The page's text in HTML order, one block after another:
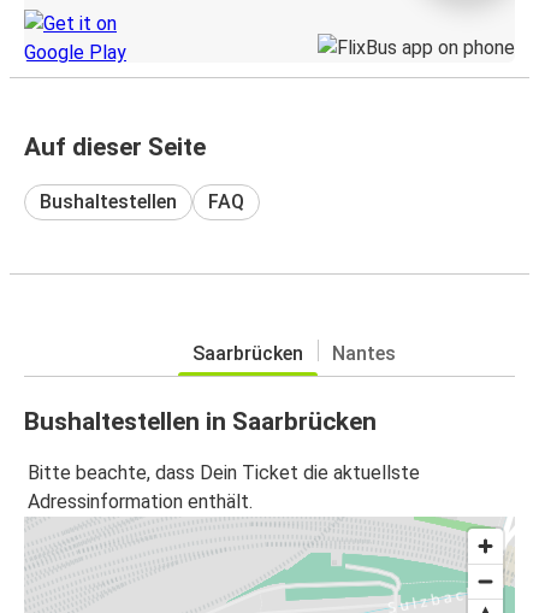
Auf dieser Seite
Bushaltestellen FAQ
Saarbrücken Nantes
Bushaltestellen in Saarbrücken
Bitte beachte, dass Dein Ticket die aktuellste
Adressinformation enthält.